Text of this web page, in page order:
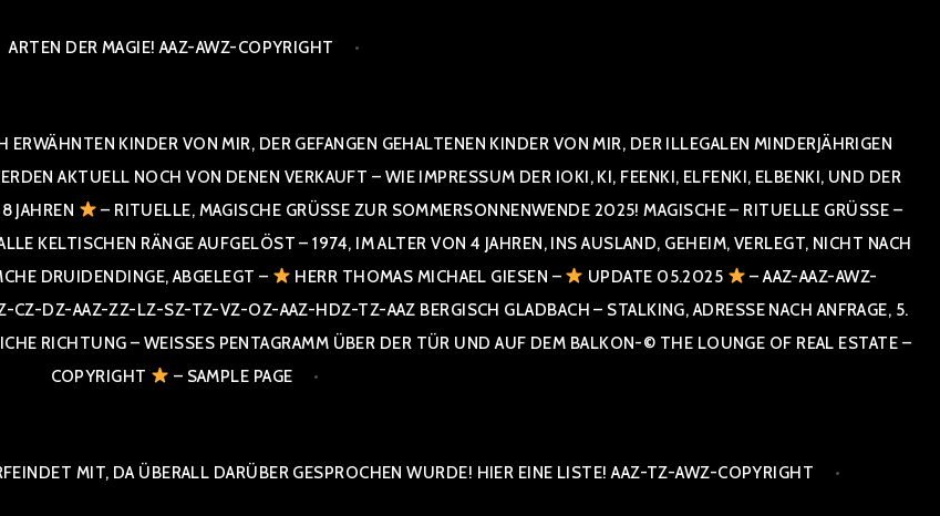
ARTEN DER MAGIE! AAZ-AWZ-COPYRIGHT
KINDER VON MIR, DER GEFANGEN GEHALTENEN KINDER VON MIR, DER ILLEGALEN MINDERJÄHRIGEN
AKTUELL NOCH VON DENEN VERKAUFT – WIE IMPRESSUM DER IOKI, KI, FEENKI, ELFENKI, ELBENKI, UND DER
JAHREN
– RITUELLE, MAGISCHE GRÜSSE ZUR SOMMERSONNENWENDE 2025! MAGISCHE – RITUELLE GRÜSSE – GR
RÄNGE AUFGELÖST – 1974, IM ALTER VON 4 JAHREN, INS AUSLAND, GEHEIM, VERLEGT, NICHT NACH SPA
DRUIDENDINGE, ABGELEGT –
HERR THOMAS MICHAEL GIESEN – UPDATE 05.2025
– AAZ-AAZ-AWZ-
DZ-AAZ-ZZ-LZ-SZ-TZ-VZ-OZ-AAZ-HDZ-TZ-AAZ BERGISCH GLADBACH – STALKING, ADRESSE NACH ANFRAGE, 5. E
RICHTUNG – WEISSES PENTAGRAMM ÜBER DER TÜR UND AUF DEM BALKON-© THE LOUNGE OF REAL ESTATE – CO
PYRIGHT
– SAMPLE PAGE
MIT, DA ÜBERALL DARÜBER GESPROCHEN WURDE! HIER EINE LISTE! AAZ-TZ-AWZ-COPYRIGHT